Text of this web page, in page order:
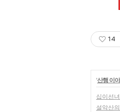
14
'산행 이
십이선
설악산